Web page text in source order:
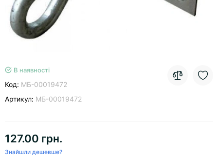
В наявності
Код: МБ-00019472
Артикул: МБ-00019472
127.00 грн.
Знайшли дешевше?